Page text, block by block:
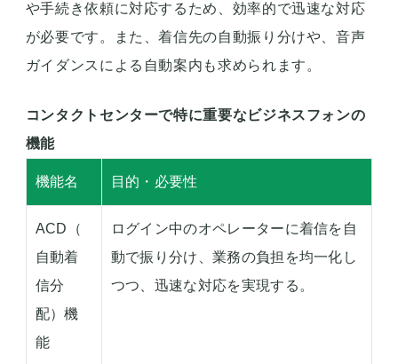
や手続き依頼に対応するため、効率的で迅速な対応
が必要です。また、着信先の自動振り分けや、音声
ガイダンスによる自動案内も求められます。
コンタクトセンターで特に重要なビジネスフォンの
機能
機能名 目的・必要性
ACD（
自動着
信分
配）機
能
ログイン中のオペレーターに着信を自
動で振り分け、業務の負担を均一化し
つつ、迅速な対応を実現する。